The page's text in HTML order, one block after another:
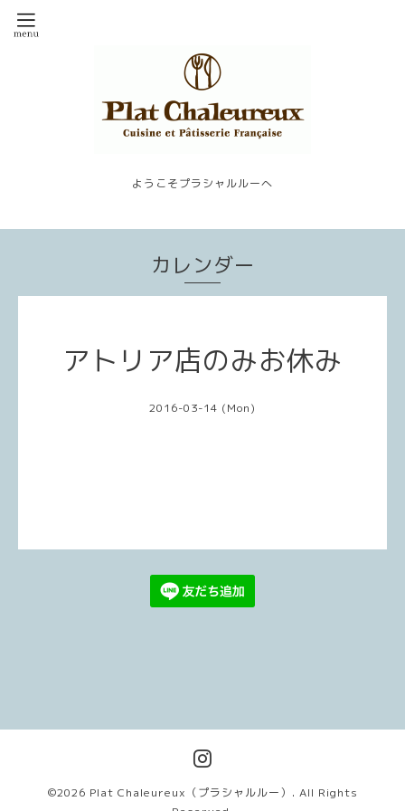
ようこそプラシャルルーへ
カレンダー
アトリア店のみお休み
2016-03-14 (Mon)
©2026 Plat Chaleureux（プラシャルルー） . All Rights